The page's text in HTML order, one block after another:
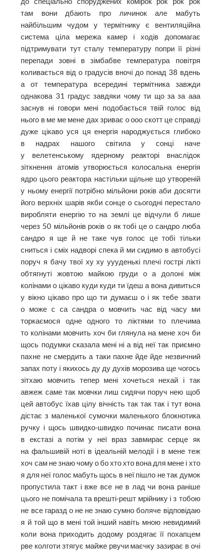
там вони дбають про личинок але мабуть
найбільшим чудом у термітнику є вентиляційна
система ціла мережа камер і ходів допомагає
підтримувати тут сталу температуру попри її різні
перепади зовні в зімбабве температура повітря
коливається від о градусів вночі до понад 38 вдень
а от температура всередині термітника завжди
однакова 31 градус завдяки чому ти що за за ааа
заснув ні говори мені подобається твій голос від
нього в ме ме мене дах зриває о ооо скотт це справді
дуже цікаво уся ця енергія народжується глибоко
в надрах нашого світила у сонці наче
у велетенському ядерному реакторі внаслідок
зіткнення атомів утворюється колосальна енергія
ядро цього реактора настільки щільне що утвореній
у ньому енергії потрібно мільйони років аби досягти
його верхніх шарів якби сонце о сьогодні перестало
виробляти енергію то на землі це відчули б лише
через 50 мільйонів років о як тобі це о сандро люба
сандро я ще й не таке чув голос це тобі тільки
сниться і сміх надворі спека й ми сидимо в автобусі
поруч я бачу твої ху ху уууденькі плечі гострі лікті
обтягнуті жовтою майкою груди о а долоні між
колінами о цікаво куди куди ти їдеш а вона дивиться
у вікно цікаво про що ти думаєш о і як тебе звати
о може с са сандра о мовчить час від часу ми
торкаємося одне одного то ліктями то плечима
то колінами мовчить хоч би глянула на мене хоч би
щось подумки сказала мені ні а від неї так приємно
пахне не смердить а таки пахне йде йде незвичний
запах поту і якихось ду ду духів морозива ще чогось
зітхаю мовчить тепер мені хочеться нехай і так
авжеж саме так мовчки лиш сидячи поруч нею щоб
цей автобус їхав цілу вічність так так так і тут вона
дістає з маленької сумочки маленького блокнотика
ручку і щось швидко-швидко починає писати вона
в екстазі а потім у неї враз завмирає серце як
на фальшивій ноті в ідеальній мелодії і в мене теж
хоч сам не знаю чому о бо хто хто вона для мене і хто
я для неї голос мабуть щось в неї пішло не так думок
пропустила такт і вже все не в лад чи вона раніше
цього не помічала та врешті-решт мрійнику і з тобою
не все гаразд о не не знаю сумно боляче відповідаю
я й той що в мені той інший навіть мною невидимий
коли вона приходить додому роздягає її похапцем
рве колготи зтягує майже рвучи маєчку зазирає в очі